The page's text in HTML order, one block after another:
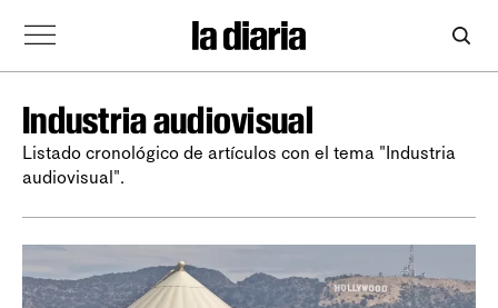
Industria audiovisual
Listado cronológico de artículos con el tema "Industria
audiovisual".